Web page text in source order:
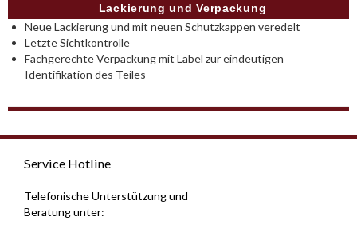
Lackierung und Verpackung
Neue Lackierung und mit neuen Schutzkappen veredelt
Letzte Sichtkontrolle
Fachgerechte Verpackung mit Label zur eindeutigen
Identifikation des Teiles
Service Hotline
Telefonische Unterstützung und
Beratung unter: